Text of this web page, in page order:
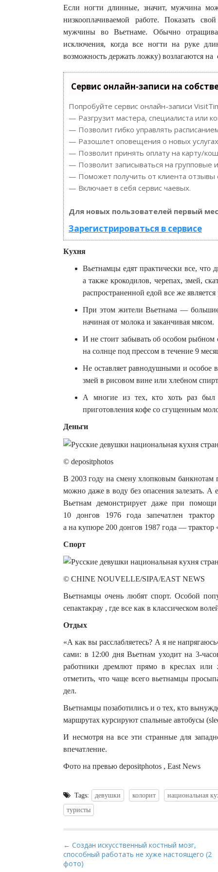
Если ногти длинные, значит, мужчина
низкооплачиваемой работе. Показать
мужчины во Вьетнаме. Обычно
исключения, когда все ногти на руке
возможность держать ложку) возлагаются на
Сервис онлайн-записи на
Попробуйте сервис онлайн-записи
— Разгрузит мастера, специалиста или
— Позволит гибко управлять
— Разошлет оповещения о новых
— Позволит принять оплату на карту/
— Позволит записываться на групповые
— Поможет получить от клиента отзывы
— Включает в себя сервис чаевых.
Для новых пользователей первый
Зарегистрироваться в сервисе
Кухня
Вьетнамцы едят практически все,
а также крокодилов, черепах, змей,
распространенной едой все же
При этом жители Вьетнама — большие
начиная от молока и заканчивая мясом.
И не стоит забывать об особом
на солнце под прессом в течение 9
Не оставляет равнодушными и особое
змей в рисовом вине или хлебном
А многие из тех, кто хоть раз был
приготовления кофе со сгущенным
Деньги
© depositphotos
В 2003 году на смену хлопковым
можно даже в воду без опасения залезать.
Вьетнам демонстрирует даже при
10 донгов 1976 года запечатлен
а на купюре 200 донгов 1987 года — трактор
Спорт
© CHINE NOUVELLE/SIPA/EAST NEWS
Вьетнамцы очень любят спорт. Особой
сепактакрау , где все как в классическом
Отдых
«А как вы расслабляетесь? А я не
сами: в 12:00 дня Вьетнам уходит на 3-
работники дремлют прямо в креслах
отметить, что чаще всего вьетнамцы
дел.
Вьетнамцы позаботились и о тех, кто
маршрутах курсируют спальные автобусы
И несмотря на все эти странные для
впечатление.
Фото на превью depositphotos , East News
Tags: девушки колорит
национальная
туристы
P
o
← Создан искусственный костный мозг,
способный работать не хуже настоящего (2
фото)